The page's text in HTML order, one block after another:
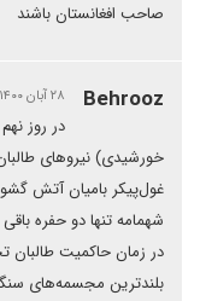
صاحب افغانستان باشند
Behrooz ۲۸ آبان ۱۴۰۰ | ۱۱:۱۵
خورشیدی) نیروهای
غول‌پیکر بامیان آتش
شهمامه تنها دو حفره
در زمان حاکمیت طالبان
بلندترین مجسمه‌های